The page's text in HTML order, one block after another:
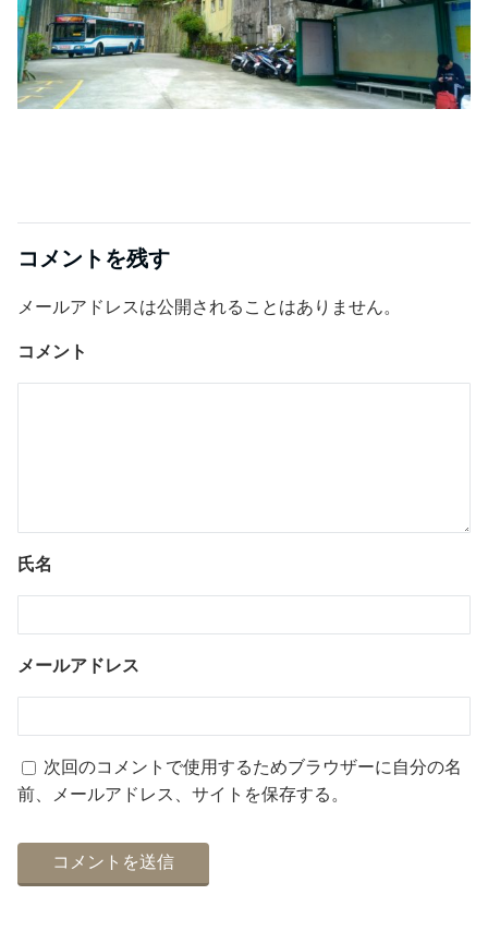
コメントを残す
メールアドレスは公開されることはありません。
コメント
氏名
メールアドレス
次回のコメントで使用するためブラウザーに自分の名
前、メールアドレス、サイトを保存する。